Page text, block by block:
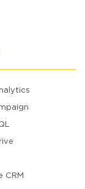
CRM